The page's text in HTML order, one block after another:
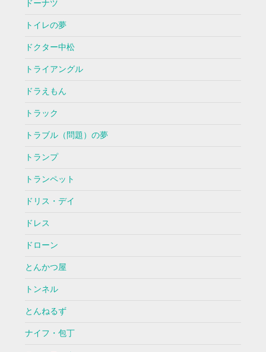
ドーナツ
トイレの夢
ドクター中松
トライアングル
ドラえもん
トラック
トラブル（問題）の夢
トランプ
トランペット
ドリス・デイ
ドレス
ドローン
とんかつ屋
トンネル
とんねるず
ナイフ・包丁